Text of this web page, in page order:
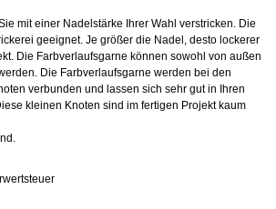
mit einer Nadelstärke Ihrer Wahl verstricken. Die
geeignet. Je größer die Nadel, desto lockerer
Die Farbverlaufsgarne können sowohl von außen
Die Farbverlaufsgarne werden bei den
verbunden und lassen sich sehr gut in Ihren
kleinen Knoten sind im fertigen Projekt kaum